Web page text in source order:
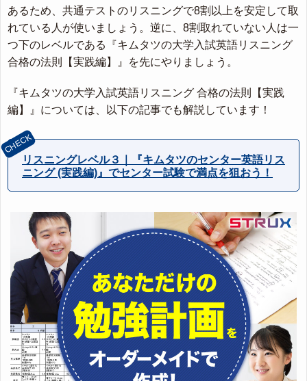
あるため、共通テストのリスニングで8割以上を安定して取
れている人が使いましょう。逆に、8割取れていない人は一
つ下のレベルである『キムタツの大学入試英語リスニング
合格の法則【実践編】』を先にやりましょう。
『キムタツの大学入試英語リスニング 合格の法則【実践
編】』については、以下の記事でも解説しています！
リスニングレベル３｜『キムタツのセンター英語リス
ニング (実践編)』でセンター試験で満点を狙おう！